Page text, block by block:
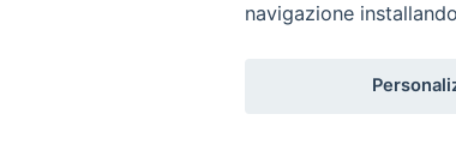
navigazione